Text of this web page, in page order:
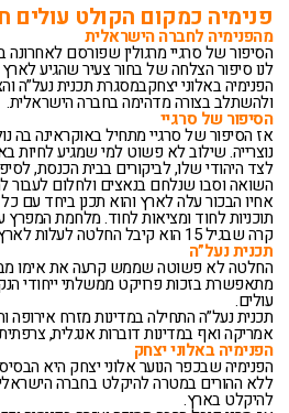
פנימיה כמקום הקולט עולים
מהפנימיה לחברה הישראלית
לנו סיפור הצלחה של בחור צעיר שהגיע לארץ
הפנימיה באלוני יצחקבמסגרת תכנית נעל”ה
ולהשתלב בצורה מדהימה בחברה הישראלית.
הסיפור של סרגיי
אז הסיפור של סרגיי מתחיל באוקראינה בה
נוצרייה. שילוב לא פשוט למי שמגיע לחיות
לצד היהודי שלו, לביקורים בבית הכנסת,
השואה וסבו שנלחם בנאצים ולחלום לעבור
אחיו הבכור עלה לארץ והוא תכנן ביחד עם
תוכניות לחוד ומציאות לחוד. מלחמת המפרץ
קרה שבגיל 15 הוא קיבל החלטה לעלות לארץ לבד ללא המשפחה.
תכנית נעל”ה
החלטה לא פשוטה שממש קרעה את אימו
מתאפשרת בזכות פרויקט ממשלתי ייחודי
עולים.
תכנית נעל”ה התחילה במדינות מזרח אירופה
אמריקה ואף במדינות דוברות אנגלית,
הפנימיה באלוני יצחק
הפנימיה שבכפר הנוער אלוני יצחק היא
ללא ההורים במטרה להיקלט בחברה
להיקלט בארץ.